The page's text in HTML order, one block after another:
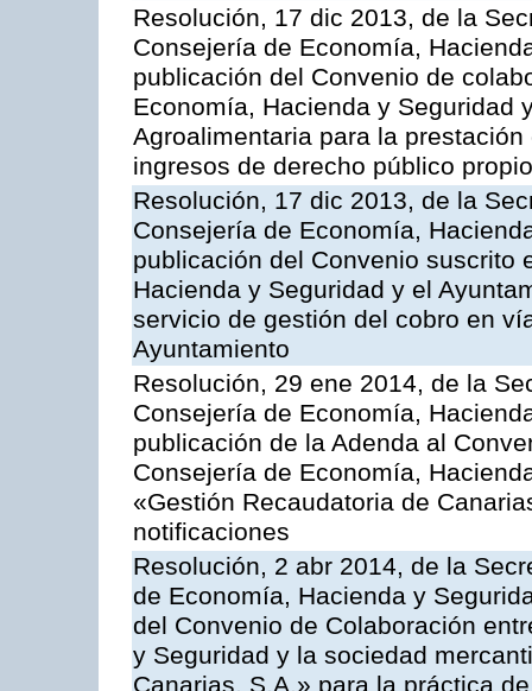
Resolución, 17 dic 2013, de la
Consejería de Economía,
publicación del Convenio de
Economía, Hacienda y Seguridad
Agroalimentaria para la
ingresos de derecho público
Resolución, 17 dic 2013, de la
Consejería de Economía,
publicación del Convenio suscrito
Hacienda y Seguridad y el
servicio de gestión del cobro en
Ayuntamiento
Resolución, 29 ene 2014, de la
Consejería de Economía,
publicación de la Adenda al
Consejería de Economía,
«Gestión Recaudatoria de
notificaciones
Resolución, 2 abr 2014, de la
de Economía, Hacienda y
del Convenio de Colaboración
y Seguridad y la sociedad